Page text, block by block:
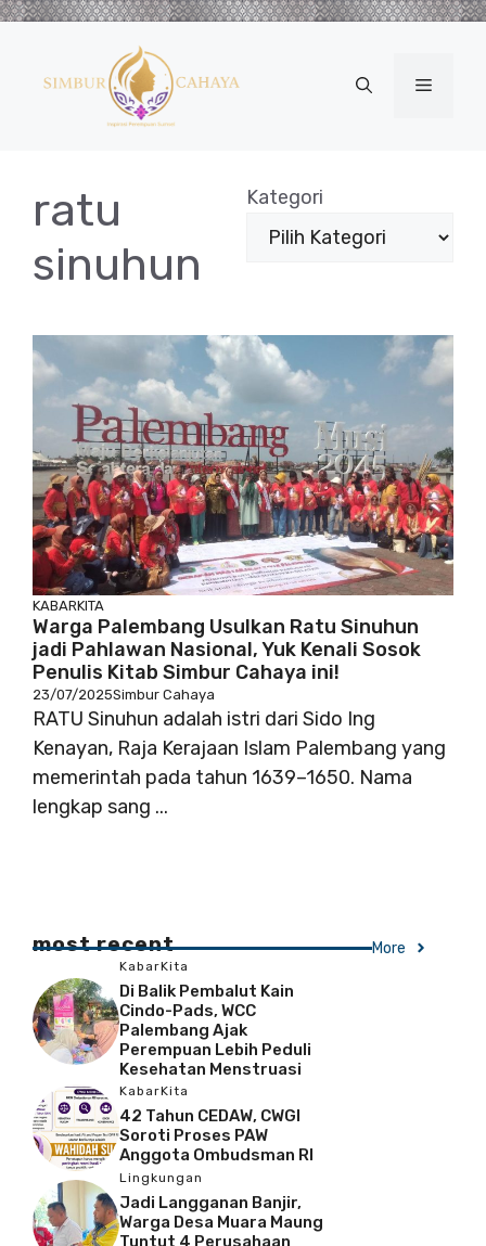
Langsung
Menu
ratu
sinuhun
Kategori
KABARKITA
Warga Palembang Usulkan Ratu Sinuhun
jadi Pahlawan Nasional, Yuk Kenali Sosok
Penulis Kitab Simbur Cahaya ini!
23/07/2025Simbur Cahaya
RATU Sinuhun adalah istri dari Sido Ing
Kenayan, Raja Kerajaan Islam Palembang yang
memerintah pada tahun 1639–1650. Nama
lengkap sang ...
most recent More
KabarKita
Di Balik Pembalut Kain
Cindo-Pads, WCC
Palembang Ajak
Perempuan Lebih Peduli
Kesehatan Menstruasi
KabarKita
42 Tahun CEDAW, CWGI
Soroti Proses PAW
Anggota Ombudsman RI
Lingkungan
Jadi Langganan Banjir,
Warga Desa Muara Maung
Tuntut 4 Perusahaan